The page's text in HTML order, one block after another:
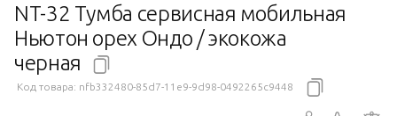
NT-32 Тумба сервисная мобильная
Ньютон орех Ондо / экокожа
черная
Код товара: nfb332480-85d7-11e9-9d98-0492265c9448